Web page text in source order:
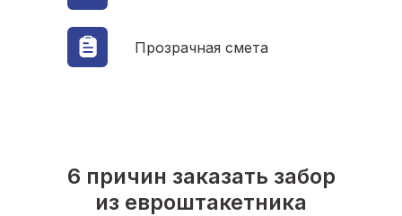
Прозрачная смета
6 причин заказать забор
из евроштакетника